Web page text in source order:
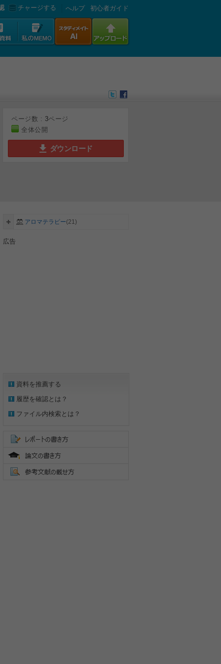
チャージする へルプ 初心者ガイド
ページ数 : 3ページ
全体公開
ダウンロード
アロマテラピー(21)
広告
資料を推薦する
履歴を確認とは？
ファイル内検索とは？